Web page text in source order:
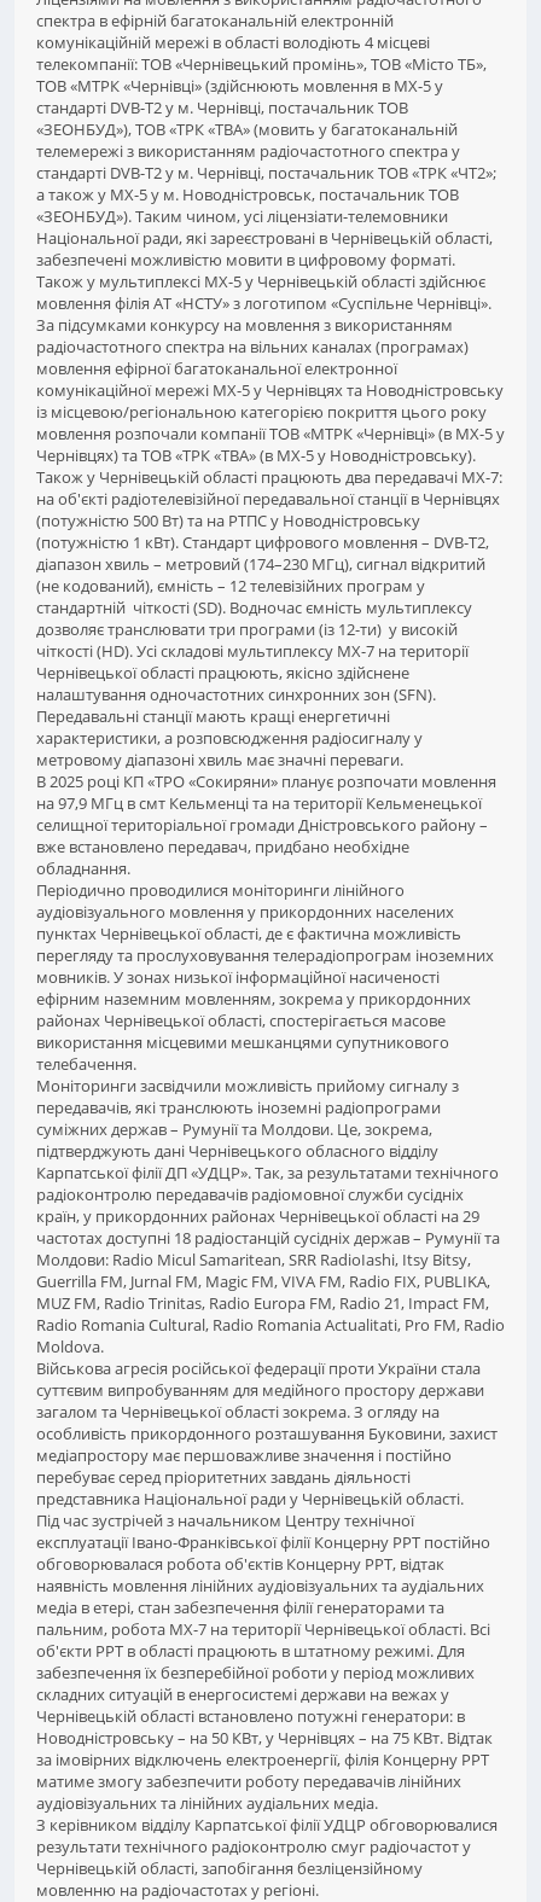
спектра в ефірній багатоканальній електронній
комунікаційній мережі в області володіють 4 місцеві
телекомпанії: ТОВ «Чернівецький промінь», ТОВ «Місто ТБ»,
ТОВ «МТРК «Чернівці» (здійснюють мовлення в МХ-5 у
стандарті DVB-T2 у м. Чернівці, постачальник ТОВ
«ЗЕОНБУД»), ТОВ «ТРК «ТВА» (мовить у багатоканальній
телемережі з використанням радіочастотного спектра у
стандарті DVB-T2 у м. Чернівці, постачальник ТОВ «ТРК «ЧТ2»;
а також у МХ-5 у м. Новодністровськ, постачальник ТОВ
«ЗЕОНБУД»). Таким чином, усі ліцензіати-телемовники
Національної ради, які зареєстровані в Чернівецькій області,
забезпечені можливістю мовити в цифровому форматі.
Також у мультиплексі МХ-5 у Чернівецькій області здійснює
мовлення філія АТ «НСТУ» з логотипом «Суспільне Чернівці».
За підсумками конкурсу на мовлення з використанням
радіочастотного спектра на вільних каналах (програмах)
мовлення ефірної багатоканальної електронної
комунікаційної мережі МХ-5 у Чернівцях та Новодністровську
із місцевою/регіональною категорією покриття цього року
мовлення розпочали компанії ТОВ «МТРК «Чернівці» (в МХ-5 у
Чернівцях) та ТОВ «ТРК «ТВА» (в МХ-5 у Новодністровську).
Також у Чернівецькій області працюють два передавачі МХ-7:
на об'єкті радіотелевізійної передавальної станції в Чернівцях
(потужністю 500 Вт) та на РТПС у Новодністровську
(потужністю 1 кВт). Стандарт цифрового мовлення – DVB-T2,
діапазон хвиль – метровий (174–230 МГц), сигнал відкритий
(не кодований), ємність – 12 телевізійних програм у
стандартній чіткості (SD). Водночас ємність мультиплексу
дозволяє транслювати три програми (із 12-ти) у високій
чіткості (HD). Усі складові мультиплексу МХ-7 на території
Чернівецької області працюють, якісно здійснене
налаштування одночастотних синхронних зон (SFN).
Передавальні станції мають кращі енергетичні
характеристики, а розповсюдження радіосигналу у
метровому діапазоні хвиль має значні переваги.
В 2025 році КП «ТРО «Сокиряни» планує розпочати мовлення
на 97,9 МГц в смт Кельменці та на території Кельменецької
селищної територіальної громади Дністровського району –
вже встановлено передавач, придбано необхідне
обладнання.
Періодично проводилися моніторинги лінійного
аудіовізуального мовлення у прикордонних населених
пунктах Чернівецької області, де є фактична можливість
перегляду та прослуховування телерадіопрограм іноземних
мовників. У зонах низької інформаційної насиченості
ефірним наземним мовленням, зокрема у прикордонних
районах Чернівецької області, спостерігається масове
використання місцевими мешканцями супутникового
телебачення.
Моніторинги засвідчили можливість прийому сигналу з
передавачів, які транслюють іноземні радіопрограми
суміжних держав – Румунії та Молдови. Це, зокрема,
підтверджують дані Чернівецького обласного відділу
Карпатської філії ДП «УДЦР». Так, за результатами технічного
радіоконтролю передавачів радіомовної служби сусідніх
країн, у прикордонних районах Чернівецької області на 29
частотах доступні 18 радіостанцій сусідніх держав – Румунії та
Молдови: Radio Micul Samaritean, SRR RadioIashi, Itsy Bitsy,
Guerrilla FM, Jurnal FM, Magic FM, VIVA FM, Radio FIX, PUBLIKA,
MUZ FM, Radio Trinitas, Radio Europa FM, Radio 21, Impact FM,
Radio Romania Cultural, Radio Romania Actualitati, Pro FM, Radio
Moldova.
Військова агресія російської федерації проти України стала
суттєвим випробуванням для медійного простору держави
загалом та Чернівецької області зокрема. З огляду на
особливість прикордонного розташування Буковини, захист
медіапростору має першоважливе значення і постійно
перебуває серед пріоритетних завдань діяльності
представника Національної ради у Чернівецькій області.
Під час зустрічей з начальником Центру технічної
експлуатації Івано-Франківської філії Концерну РРТ постійно
обговорювалася робота об'єктів Концерну РРТ, відтак
наявність мовлення лінійних аудіовізуальних та аудіальних
медіа в етері, стан забезпечення філії генераторами та
пальним, робота МХ-7 на території Чернівецької області. Всі
об'єкти РРТ в області працюють в штатному режимі. Для
забезпечення їх безперебійної роботи у період можливих
складних ситуацій в енергосистемі держави на вежах у
Чернівецькій області встановлено потужні генератори: в
Новодністровську – на 50 КВт, у Чернівцях – на 75 КВт. Відтак
за імовірних відключень електроенергії, філія Концерну РРТ
матиме змогу забезпечити роботу передавачів лінійних
аудіовізуальних та лінійних аудіальних медіа.
З керівником відділу Карпатської філії УДЦР обговорювалися
результати технічного радіоконтролю смуг радіочастот у
Чернівецькій області, запобігання безліцензійному
мовленню на радіочастотах у регіоні.